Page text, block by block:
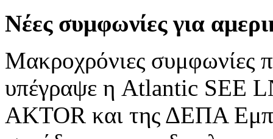
Νέες συμφωνίες για
Μακροχρόνιες συμφωνίες
υπέγραψε η Atlantic SEE
AKTOR και της ΔΕΠΑ